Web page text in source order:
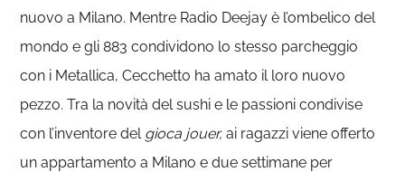
nuovo a Milano. Mentre Radio Deejay è l’ombelico del
mondo e gli 883 condividono lo stesso parcheggio
con i Metallica, Cecchetto ha amato il loro nuovo
pezzo. Tra la novità del sushi e le passioni condivise
con l’inventore del gioca jouer,ai ragazzi viene offerto
un appartamento a Milano e due settimane per